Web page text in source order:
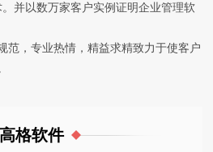
并以数万家客户实例证明企业管理软
范，专业热情，精益求精致力于使客户
高格软件